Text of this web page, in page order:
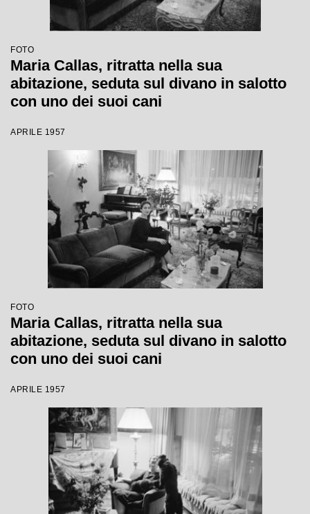
FOTO
Maria Callas, ritratta nella sua
abitazione, seduta sul divano in salotto
con uno dei suoi cani
APRILE 1957
FOTO
Maria Callas, ritratta nella sua
abitazione, seduta sul divano in salotto
con uno dei suoi cani
APRILE 1957